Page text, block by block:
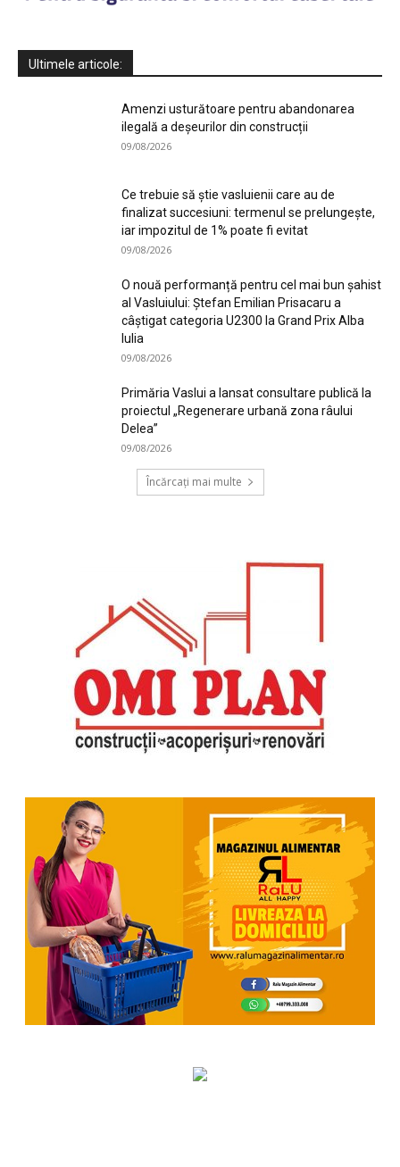
Ultimele articole:
Amenzi usturătoare pentru abandonarea
ilegală a deșeurilor din construcții
09/08/2026
Ce trebuie să știe vasluienii care au de
finalizat succesiuni: termenul se prelungește,
iar impozitul de 1% poate fi evitat
09/08/2026
O nouă performanță pentru cel mai bun șahist
al Vasluiului: Ștefan Emilian Prisacaru a
câștigat categoria U2300 la Grand Prix Alba
Iulia
09/08/2026
Primăria Vaslui a lansat consultare publică la
proiectul „Regenerare urbană zona râului
Delea”
09/08/2026
Încărcați mai multe